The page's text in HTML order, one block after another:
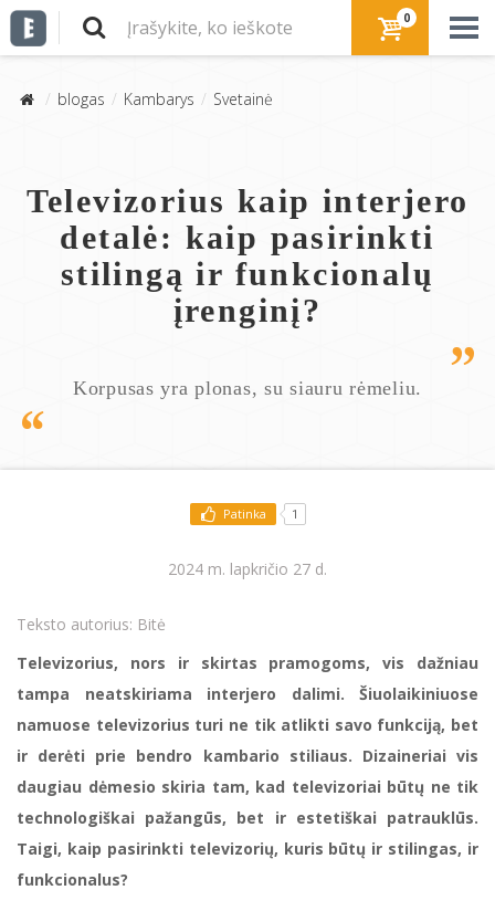
0
blogas Kambarys Svetainė
Televizorius kaip interjero
detalė: kaip pasirinkti
stilingą ir funkcionalų
įrenginį?
Korpusas yra plonas, su siauru rėmeliu.
Patinka 1
2024 m. lapkričio 27 d.
Teksto autorius: Bitė
Televizorius, nors ir skirtas pramogoms, vis dažniau
tampa neatskiriama interjero dalimi. Šiuolaikiniuose
namuose televizorius turi ne tik atlikti savo funkciją, bet
ir derėti prie bendro kambario stiliaus. Dizaineriai vis
daugiau dėmesio skiria tam, kad televizoriai būtų ne tik
technologiškai pažangūs, bet ir estetiškai patrauklūs.
Taigi, kaip pasirinkti televizorių, kuris būtų ir stilingas, ir
funkcionalus?